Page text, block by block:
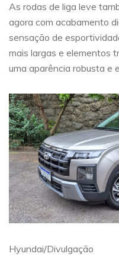
As rodas de liga leve
agora com acabamento
sensação de
mais largas e elementos
uma aparência robusta e
Hyundai/Divulgação